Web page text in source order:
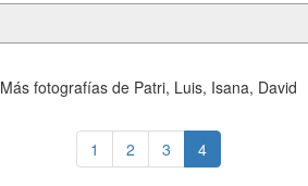
Más fotografías de Patri, Luis, Isana, David
1 2 3 4